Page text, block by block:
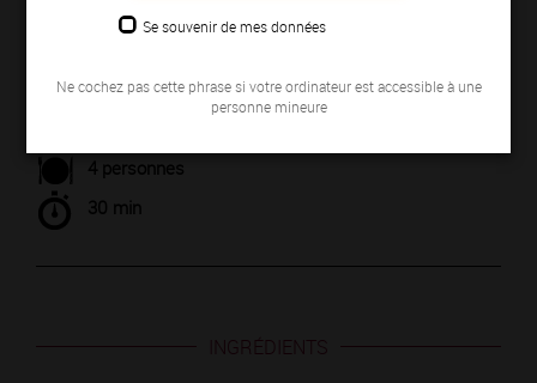
Se souvenir de mes données
Ne cochez pas cette phrase si votre ordinateur est accessible à une
personne mineure
4 personnes
30 min
INGRÉDIENTS